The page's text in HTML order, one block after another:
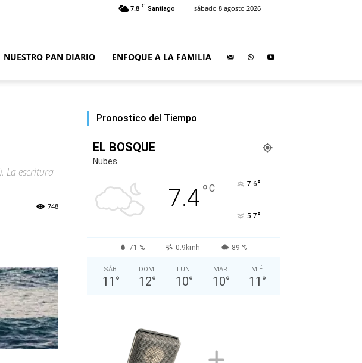
7.8 C Santiago sábado 8 agosto 2026
NUESTRO PAN DIARIO ENFOQUE A LA FAMILIA
La escritura
748
Pronostico del Tiempo
EL BOSQUE
Nubes
7.4°C 7.6°
5.7°
71 % 0.9kmh 89 %
SÁB
11 °
DOM
12°
LUN
10°
MAR
10°
MIÉ
11 °